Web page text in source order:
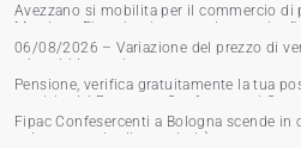
Avezzano si mobilita per il commercio di
Marsica e Fipac in piazza per la raccolta
06/08/2026 – Variazione del prezzo di
tabacchi lavorati
Pensione, verifica gratuitamente la tua
servizio del Patronato Confesercenti
Fipac Confesercenti a Bologna scende in
sul commercio di prossimità